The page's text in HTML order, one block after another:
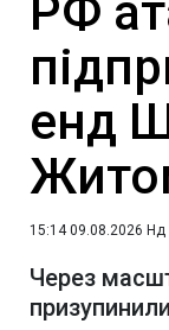
РФ
енд
15:14 09.08.2026 Нд
Через